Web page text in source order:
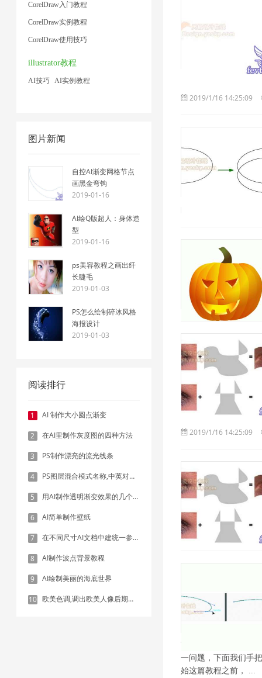
CorelDraw入门教程
CorelDraw实例教程
CorelDraw使用技巧
illustrator教程
AI技巧 AI实例教程
图片新闻
自控AI渐变网格节点
画黑金弯钩
2019-01-16
AI绘Q版超人：身体造
型
2019-01-16
ps美容教程之画出纤
长睫毛
2019-01-03
PS怎么绘制碎冰风格
海报设计
2019-01-03
阅读排行
1 AI 制作大小圆点渐变
2 在AI里制作灰度图的四种方法
3 PS制作漂亮的流光线条
4 PS图层混合模式名称,中英对照表
5 用AI制作透明渐变效果的几个方法
6 AI简单制作壁纸
7 在不同尺寸AI文档中建统一参考线 - 方法1：对齐和分布
8 AI制作波点背景教程
9 AI绘制美丽的海底世界
10 欧美色调,调出欧美人像后期色调实例
2019/1/16 14:25:09
2019/1/16 14:25:09
节日将至，有没有想
一问题，下面我们
始这篇教程之前， ...